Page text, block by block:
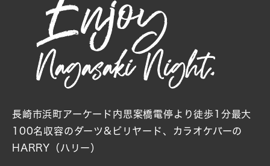
長崎市浜町アーケード内思案橋電停より徒歩1分最大
100名収容のダーツ&ビリヤード、カラオケバーの
HARRY（ハリー）